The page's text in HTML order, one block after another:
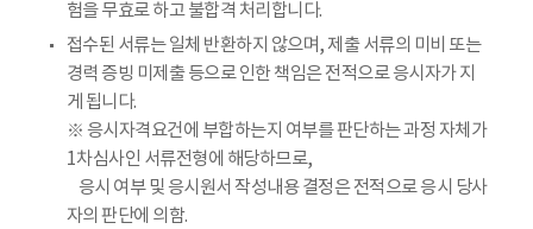
험을 무효로 하고 불합격 처리합니다.
접수된 서류는 일체 반환하지 않으며, 제출 서류의 미비 또는
경력 증빙 미제출 등으로 인한 책임은 전적으로 응시자가 지
게 됩니다.
※ 응시자격요건에 부합하는지 여부를 판단하는 과정 자체가
1차심사인 서류전형에 해당하므로,
응시 여부 및 응시원서 작성내용 결정은 전적으로 응시 당사
자의 판단에 의함.